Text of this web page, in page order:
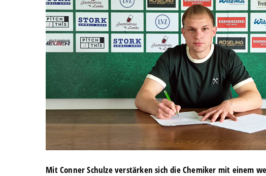
Mit Conner Schulze verstärken sich die Chemiker mit einem